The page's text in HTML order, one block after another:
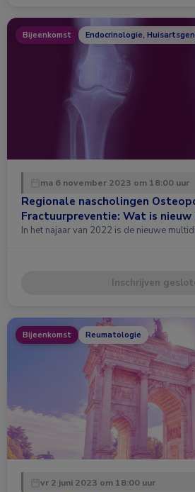
Bijeenkomst Endocrinologie,
ma 6 november 2023 om 18:00 uur
Regionale nascholingen
Fractuurpreventie: Wat is
In het najaar van 2022 is de nieuwe
Inschrijven
Bijeenkomst Reumatologie
vr 2 juni 2023 om 18:00 uur